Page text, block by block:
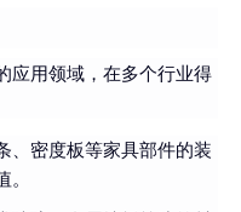
应用领域，在多个行业得
、密度板等家具部件的装